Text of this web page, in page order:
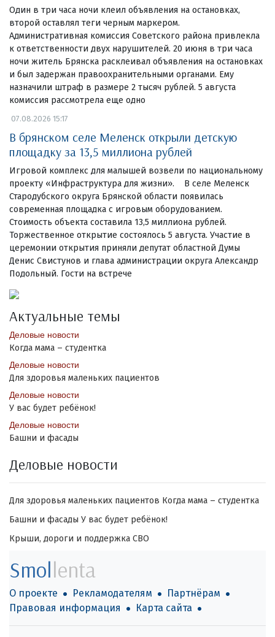
Один в три часа ночи клеил объявления на остановках,
второй оставлял теги черным маркером.
Административная комиссия Советского района привлекла
к ответственности двух нарушителей. 20 июня в три часа
ночи житель Брянска расклеивал объявления на остановках
и был задержан правоохранительными органами. Ему
назначили штраф в размере 2 тысяч рублей. 5 августа
комиссия рассмотрела еще одно
07.08.2026 15:17
В брянском селе Меленск открыли детскую
площадку за 13,5 миллиона рублей
Игровой комплекс для малышей возвели по национальному
проекту «Инфраструктура для жизни». В селе Меленск
Стародубского округа Брянской области появилась
современная площадка с игровым оборудованием.
Стоимость объекта составила 13,5 миллиона рублей.
Торжественное открытие состоялось 5 августа. Участие в
церемонии открытия приняли депутат областной Думы
Денис Свистунов и глава администрации округа Александр
Подольный. Гости на встрече
Актуальные темы
Деловые новости
Когда мама – студентка
Деловые новости
Для здоровья маленьких пациентов
Деловые новости
У вас будет ребёнок!
Деловые новости
Башни и фасады
Деловые новости
Для здоровья маленьких пациентов Когда мама – студентка
Башни и фасады У вас будет ребёнок!
Крыши, дороги и поддержка СВО
Smollenta
О проекте Рекламодателям
Партнёрам
Правовая информация
Карта сайта